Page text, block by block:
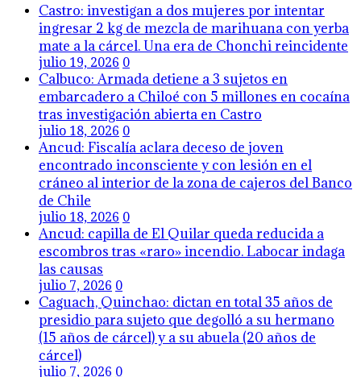
Castro: investigan a dos mujeres por intentar
ingresar 2 kg de mezcla de marihuana con yerba
mate a la cárcel. Una era de Chonchi reincidente
julio 19, 2026 0
Calbuco: Armada detiene a 3 sujetos en
embarcadero a Chiloé con 5 millones en cocaína
tras investigación abierta en Castro
julio 18, 2026 0
Ancud: Fiscalía aclara deceso de joven
encontrado inconsciente y con lesión en el
cráneo al interior de la zona de cajeros del Banco
de Chile
julio 18, 2026 0
Ancud: capilla de El Quilar queda reducida a
escombros tras «raro» incendio. Labocar indaga
las causas
julio 7, 2026 0
Caguach, Quinchao: dictan en total 35 años de
presidio para sujeto que degolló a su hermano
(15 años de cárcel) y a su abuela (20 años de
cárcel)
julio 7, 2026 0